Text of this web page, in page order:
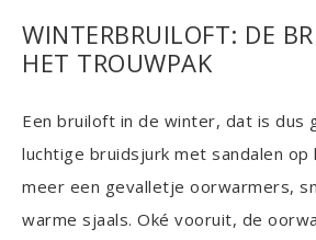
WINTERBRUILOFT: DE
HET TROUWPAK
Een bruiloft in de winter, dat is dus
luchtige bruidsjurk met sandalen
meer een gevalletje oorwarmers,
warme sjaals. Oké vooruit, de